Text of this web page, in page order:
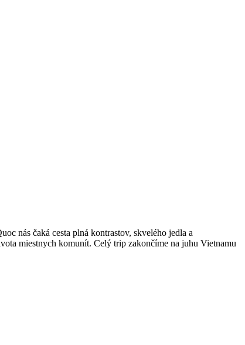
nás čaká cesta plná kontrastov, skvelého jedla a
miestnych komunít. Celý trip zakončíme na juhu Vietnamu